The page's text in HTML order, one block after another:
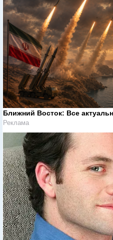
Ближний Восток: Все
Реклама